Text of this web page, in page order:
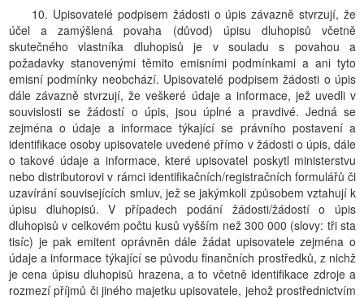
10. Upisovatelé podpisem žádosti o úpis závazně stvrzují, že
účel a zamýšlená povaha (důvod) úpisu dluhopisů včetně
skutečného vlastníka dluhopisů je v souladu s povahou a
požadavky stanovenými těmito emisními podmínkami a ani tyto
emisní podmínky neobchází. Upisovatelé podpisem žádosti o úpis
dále závazně stvrzují, že veškeré údaje a informace, jež uvedli v
souvislosti se žádostí o úpis, jsou úplné a pravdivé. Jedná se
zejména o údaje a informace týkající se právního postavení a
identifikace osoby upisovatele uvedené přímo v žádosti o úpis, dále
o takové údaje a informace, které upisovatel poskytl ministerstvu
nebo distributorovi v rámci identifikačních/registračních formulářů či
uzavírání souvisejících smluv, jež se jakýmkoli způsobem vztahují k
úpisu dluhopisů. V případech podání žádosti/žádostí o úpis
dluhopisů v celkovém počtu kusů vyšším než 300 000 (slovy: tři sta
tisíc) je pak emitent oprávněn dále žádat upisovatele zejména o
údaje a informace týkající se původu finančních prostředků, z nichž
je cena úpisu dluhopisů hrazena, a to včetně identifikace zdroje a
rozmezí příjmů či jiného majetku upisovatele, jehož prostřednictvím